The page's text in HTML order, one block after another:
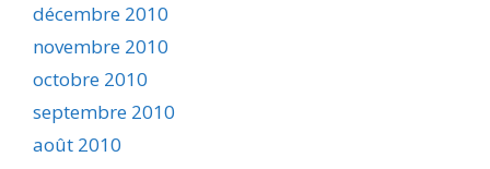
décembre 2010
novembre 2010
octobre 2010
septembre 2010
août 2010